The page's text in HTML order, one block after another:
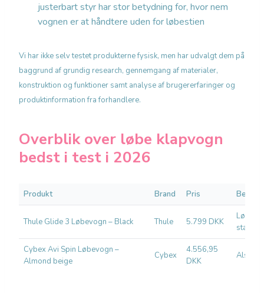
justerbart styr har stor betydning for, hvor nem
vognen er at håndtere uden for løbestien
Vi har ikke selv testet produkterne fysisk, men har udvalgt dem på
baggrund af grundig research, gennemgang af materialer,
konstruktion og funktioner samt analyse af brugererfaringer og
produktinformation fra forhandlere.
Overblik over løbe klapvogn
bedst i test i 2026
Produkt Brand Pris Bedst
Thule Glide 3 Løbevogn – Black Thule 5.799 DKK
Cybex Avi Spin Løbevogn –
Almond beige
Cybex
4.556,95
DKK